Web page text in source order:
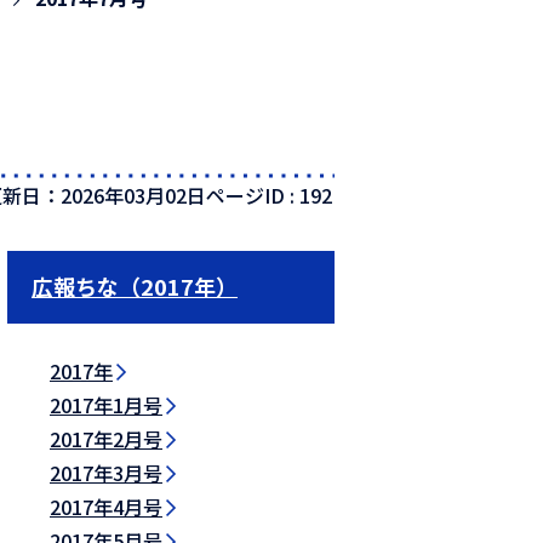
日：2026年03月02日ページID : 192
広報ちな（2017年）
2017年
2017年1月号
2017年2月号
2017年3月号
2017年4月号